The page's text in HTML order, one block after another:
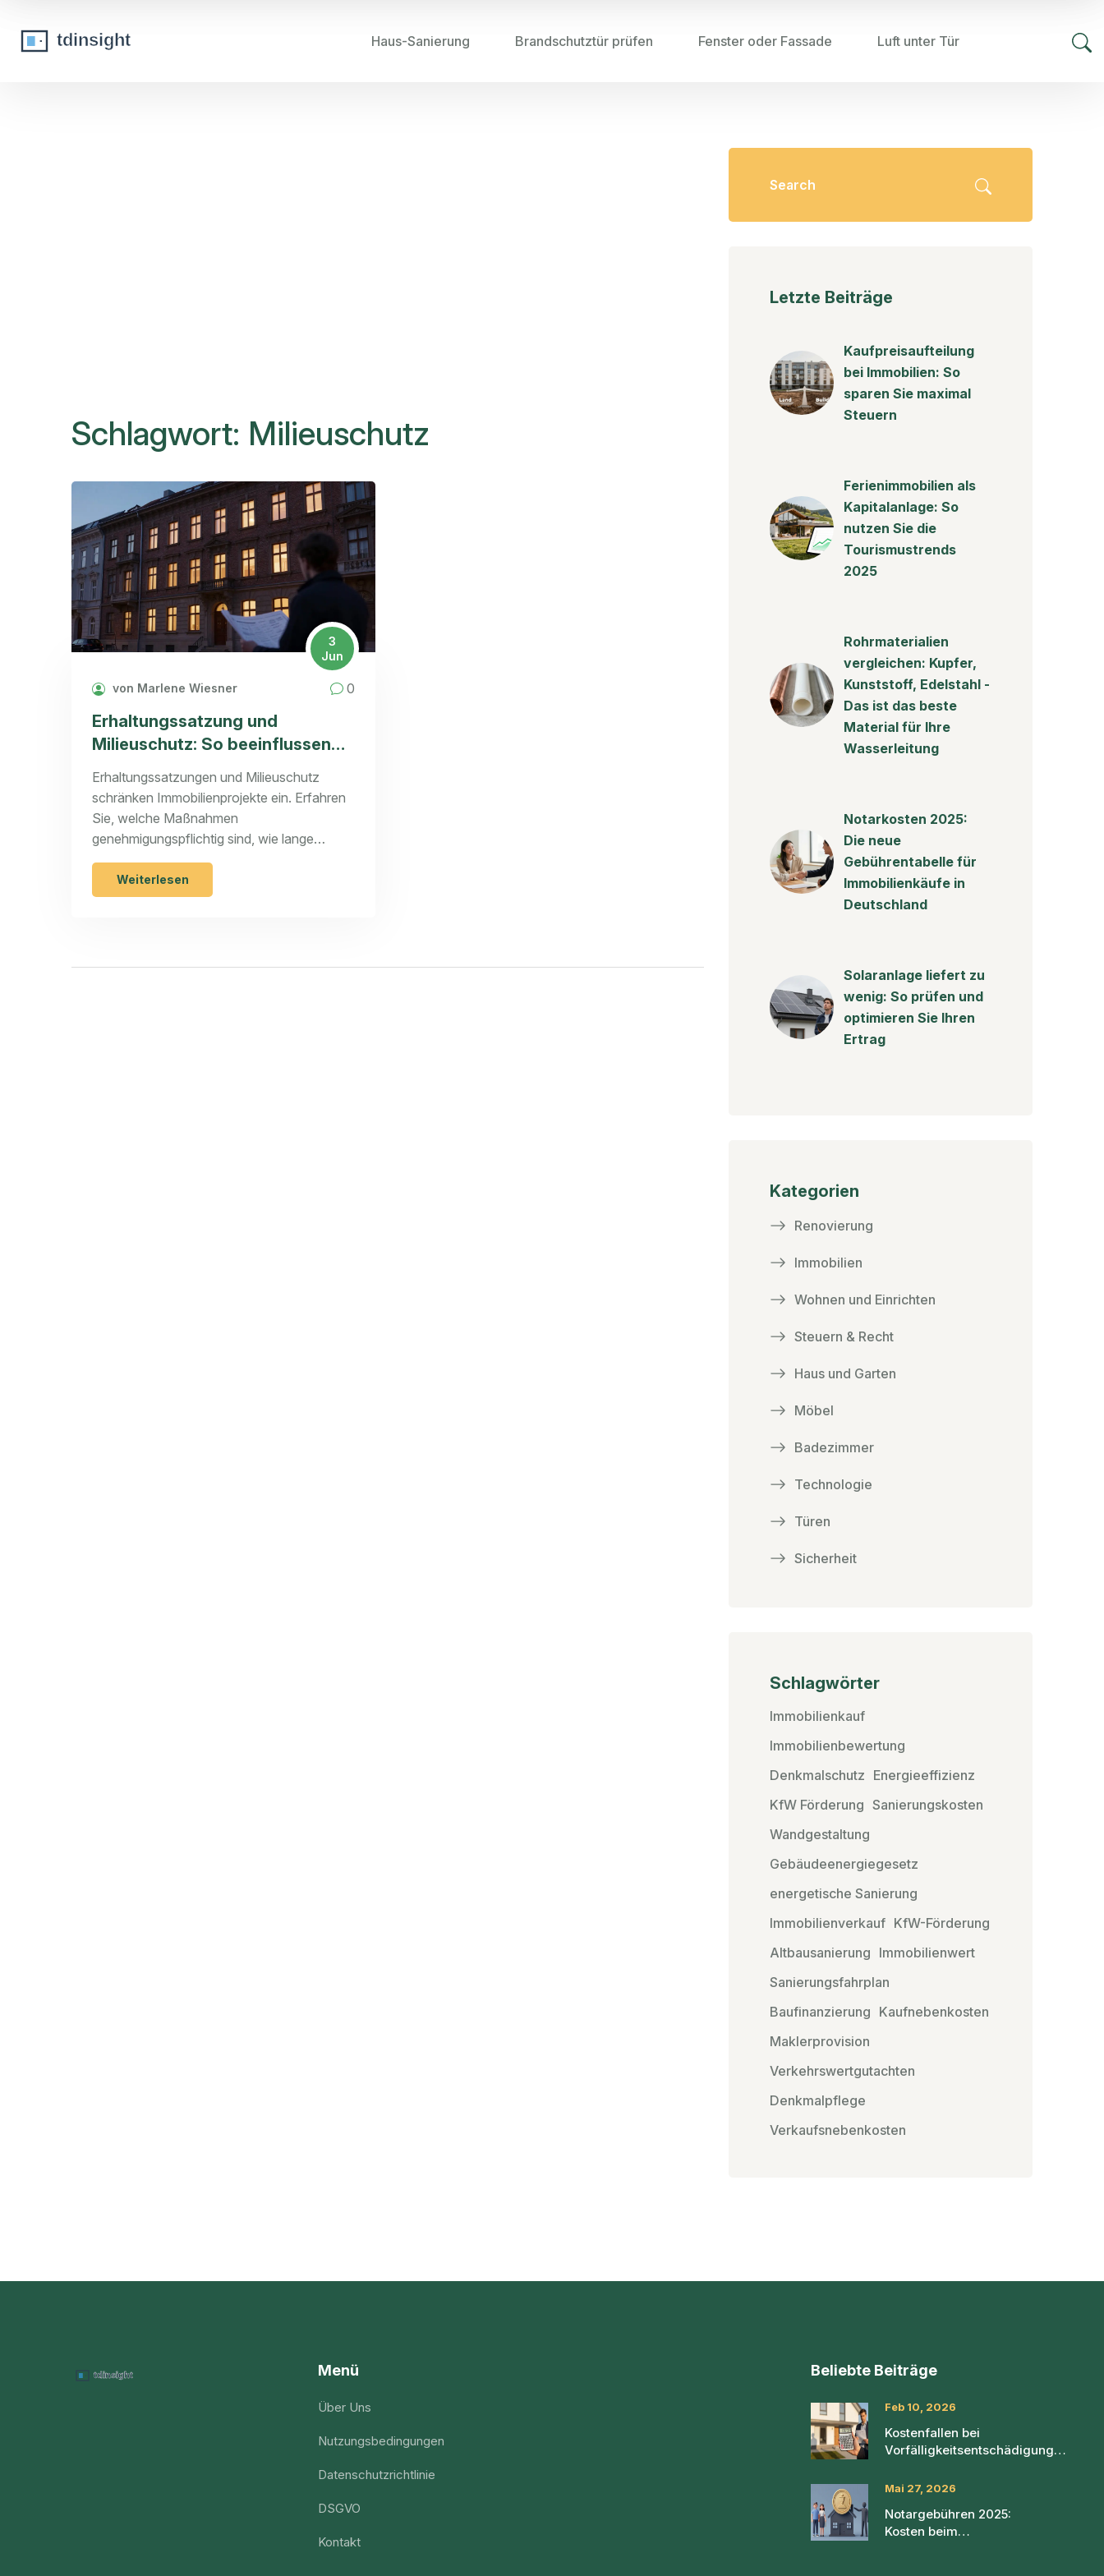
Haus-Sanierung Brandschutztür prüfen Fenster oder Fassade Luft unter Tür
Schlagwort: Milieuschutz
3
Jun
von Marlene Wiesner 0
Erhaltungssatzung und
Milieuschutz: So beeinflussen
sie Immobilienprojekte
Erhaltungssatzungen und Milieuschutz
schränken Immobilienprojekte ein. Erfahren
Sie, welche Maßnahmen
genehmigungspflichtig sind, wie lange
Verfahren dauern und welche rechtlichen
Risiken Sie als Eigentümer kennen müssen.
Weiterlesen
Letzte Beiträge
Kaufpreisaufteilung
bei Immobilien: So
sparen Sie maximal
Steuern
Ferienimmobilien als
Kapitalanlage: So
nutzen Sie die
Tourismustrends
2025
Rohrmaterialien
vergleichen: Kupfer,
Kunststoff, Edelstahl -
Das ist das beste
Material für Ihre
Wasserleitung
Notarkosten 2025:
Die neue
Gebührentabelle für
Immobilienkäufe in
Deutschland
Solaranlage liefert zu
wenig: So prüfen und
optimieren Sie Ihren
Ertrag
Kategorien
Renovierung
Immobilien
Wohnen und Einrichten
Steuern & Recht
Haus und Garten
Möbel
Badezimmer
Technologie
Türen
Sicherheit
Schlagwörter
Immobilienkauf
Immobilienbewertung
Denkmalschutz Energieeffizienz
KfW Förderung Sanierungskosten
Wandgestaltung
Gebäudeenergiegesetz
energetische Sanierung
Immobilienverkauf KfW-Förderung
Altbausanierung Immobilienwert
Sanierungsfahrplan
Baufinanzierung Kaufnebenkosten
Maklerprovision
Verkehrswertgutachten
Denkmalpflege
Verkaufsnebenkosten
Menü
Über Uns
Nutzungsbedingungen
Datenschutzrichtlinie
DSGVO
Kontakt
Beliebte Beiträge
Feb 10, 2026
Kostenfallen bei
Vorfälligkeitsentschädigungen
vermeiden
Mai 27, 2026
Notargebühren 2025:
Kosten beim